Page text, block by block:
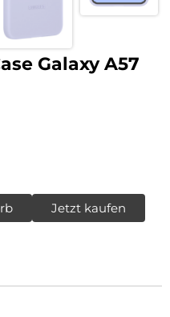
Galaxy A57
Jetzt kaufen